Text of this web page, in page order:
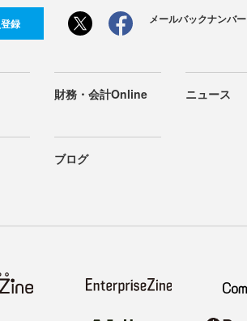
録 メールバックナンバー
財務・会計Online ニュース
ブログ